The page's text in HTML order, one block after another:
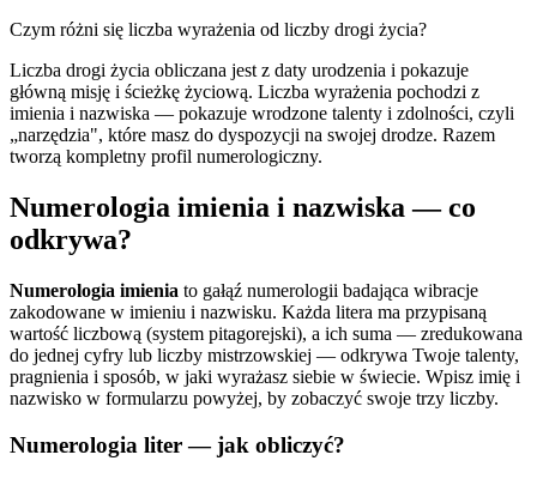
Czym różni się liczba wyrażenia od liczby drogi życia?
Liczba drogi życia obliczana jest z daty urodzenia i pokazuje
główną misję i ścieżkę życiową. Liczba wyrażenia pochodzi z
imienia i nazwiska — pokazuje wrodzone talenty i zdolności, czyli
„narzędzia", które masz do dyspozycji na swojej drodze. Razem
tworzą kompletny profil numerologiczny.
Numerologia imienia i nazwiska — co
odkrywa?
Numerologia imienia to gałąź numerologii badająca wibracje
zakodowane w imieniu i nazwisku. Każda litera ma przypisaną
wartość liczbową (system pitagorejski), a ich suma — zredukowana
do jednej cyfry lub liczby mistrzowskiej — odkrywa Twoje talenty,
pragnienia i sposób, w jaki wyrażasz siebie w świecie. Wpisz imię i
nazwisko w formularzu powyżej, by zobaczyć swoje trzy liczby.
Numerologia liter — jak obliczyć?